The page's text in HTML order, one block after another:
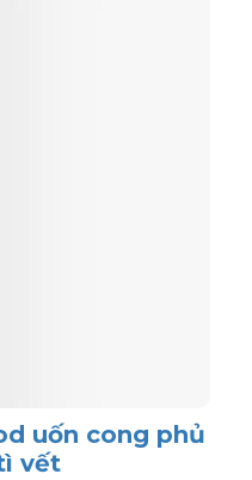
uốn cong phủ
vết